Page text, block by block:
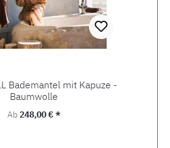
Bademantel mit Kapuze -
Baumwolle
Regulärer Preis:
Ab248,00 € *